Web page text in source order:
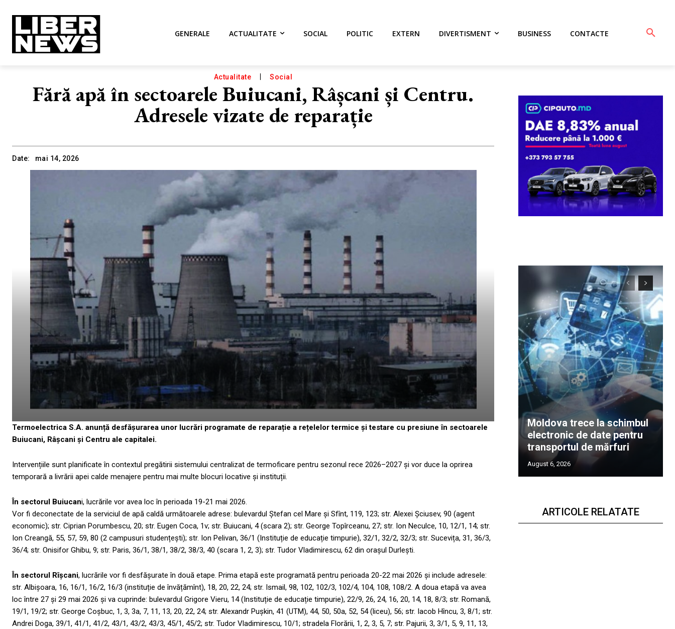
GENERALE ACTUALITATE SOCIAL POLITIC EXTERN DIVERTISMENT BUSINESS CONTACTE
Actualitate Social
Fără apă în sectoarele Buiucani, Râșcani și Centru.
Adresele vizate de reparație
Date: mai 14, 2026
Termoelectrica S.A. anunță desfășurarea unor lucrări programate de reparație a rețelelor termice și testare cu presiune în sectoarele
Buiucani, Râșcani și Centru ale capitalei.
Intervențiile sunt planificate în contextul pregătirii sistemului centralizat de termoficare pentru sezonul rece 2026–2027 și vor duce la oprirea
temporară a livrării apei calde menajere pentru mai multe blocuri locative și instituții.
În sectorul Buiucani, lucrările vor avea loc în perioada 19-21 mai 2026.
Vor fi deconectate de la serviciul de apă caldă următoarele adrese: bulevardul Ștefan cel Mare și Sfînt, 119, 123; str. Alexei Șciusev, 90 (agent
economic); str. Ciprian Porumbescu, 20; str. Eugen Coca, 1v; str. Buiucani, 4 (scara 2); str. George Topîrceanu, 27; str. Ion Neculce, 10, 12/1, 14; str.
Ion Creangă, 55, 57, 59, 80 (2 campusuri studențești); str. Ion Pelivan, 36/1 (Instituție de educație timpurie), 32/1, 32/2, 32/3; str. Sucevița, 31, 36/3,
36/4; str. Onisifor Ghibu, 9; str. Paris, 36/1, 38/1, 38/2, 38/3, 40 (scara 1, 2, 3); str. Tudor Vladimirescu, 62 din orașul Durlești.
În sectorul Rîșcani, lucrările vor fi desfășurate în două etape. Prima etapă este programată pentru perioada 20-22 mai 2026 și include adresele:
str. Albișoara, 16, 16/1, 16/2, 16/3 (instituție de învățămînt), 18, 20, 22, 24; str. Ismail, 98, 102, 102/3, 102/4, 104, 108, 108/2. A doua etapă va avea
loc între 27 și 29 mai 2026 și va cuprinde: bulevardul Grigore Vieru, 14 (Instituție de educație timpurie), 22/9, 26, 24, 16, 20, 14, 18, 8/3; str. Romană,
19/1, 19/2; str. George Coșbuc, 1, 3, 3a, 7, 11, 13, 20, 22, 24; str. Alexandr Pușkin, 41 (UTM), 44, 50, 50a, 52, 54 (liceu), 56; str. Iacob Hîncu, 3, 8/1; str.
Andrei Doga, 39/1, 41/1, 41/2, 43/1, 43/2, 43/3, 45/1, 45/2; str. Tudor Vladimirescu, 10/1; stradela Florării, 1, 2, 3, 5, 7; str. Pajurii, 3, 3/1, 5, 9, 11, 13,
Moldova trece la schimbul
electronic de date pentru
transportul de mărfuri
August 6, 2026
ARTICOLE RELATATE